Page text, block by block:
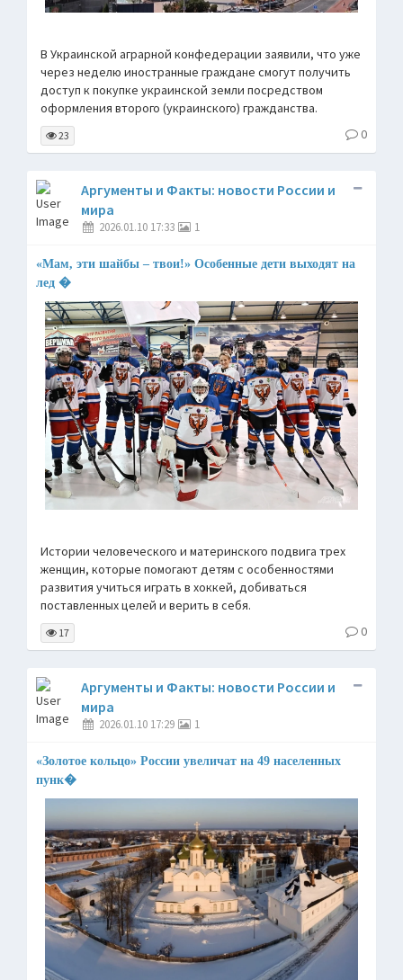
В Украинской аграрной конфедерации заявили, что уже
через неделю иностранные граждане смогут получить
доступ к покупке украинской земли посредством
оформления второго (украинского) гражданства.
23 0
Аргументы и Факты: новости России и
мира
2026.01.10 17:33 1
«Мам, эти шайбы – твои!» Особенные дети выходят на
лед �
Истории человеческого и материнского подвига трех
женщин, которые помогают детям с особенностями
развития учиться играть в хоккей, добиваться
поставленных целей и верить в себя.
17 0
Аргументы и Факты: новости России и
мира
2026.01.10 17:29 1
«Золотое кольцо» России увеличат на 49 населенных
пунк�